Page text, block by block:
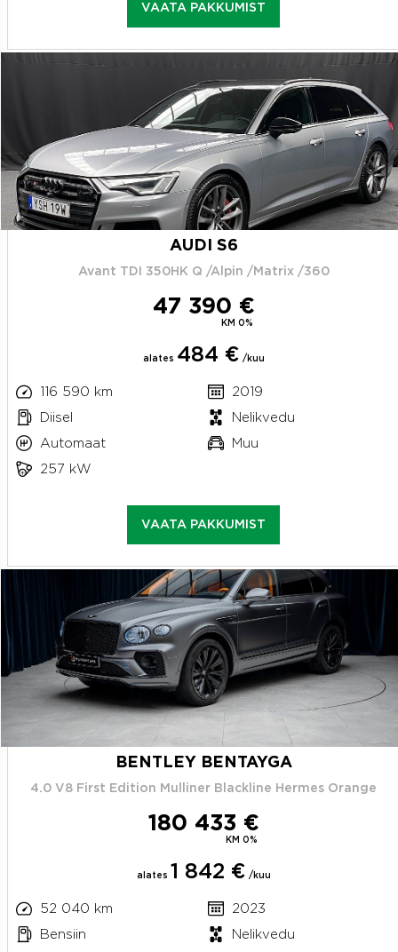
VAATA PAKKUMIST
AUDI S6
Avant TDI 350HK Q /Alpin /Matrix /360
47 390 €
KM 0%
alates 484 € /kuu
116 590 km
2019
Diisel
Nelikvedu
Automaat
Muu
257 kW
VAATA PAKKUMIST
BENTLEY BENTAYGA
4.0 V8 First Edition Mulliner Blackline Hermes Orange
180 433 €
KM 0%
alates 1 842 € /kuu
52 040 km
2023
Bensiin
Nelikvedu